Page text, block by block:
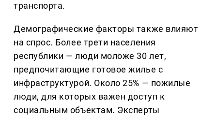
транспорта.
Демографические факторы также влияют
на спрос. Более трети населения
республики — люди моложе 30 лет,
предпочитающие готовое жилье с
инфраструктурой. Около 25% — пожилые
люди, для которых важен доступ к
социальным объектам. Эксперты